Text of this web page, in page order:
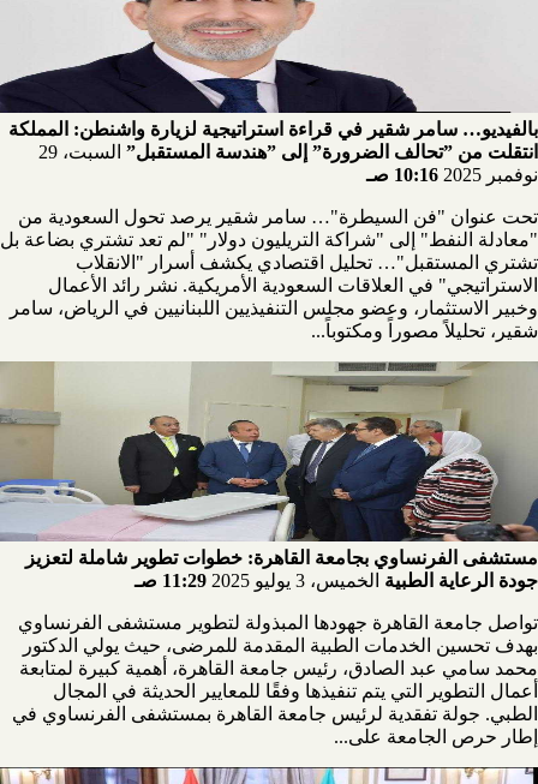
بالفيديو… سامر شقير في قراءة استراتيجية لزيارة واشنطن: المملكة
انتقلت من ”تحالف الضرورة” إلى ”هندسة المستقبل”
السبت، 29
نوفمبر 2025
10:16 صـ
تحت عنوان "فن السيطرة"… سامر شقير يرصد تحول السعودية من
"معادلة النفط" إلى "شراكة التريليون دولار" "لم تعد تشتري بضاعة بل
تشتري المستقبل"… تحليل اقتصادي يكشف أسرار "الانقلاب
الاستراتيجي" في العلاقات السعودية الأمريكية. نشر رائد الأعمال
وخبير الاستثمار، وعضو مجلس التنفيذيين اللبنانيين في الرياض، سامر
شقير، تحليلاً مصوراً ومكتوباً...
مستشفى الفرنساوي بجامعة القاهرة: خطوات تطوير شاملة لتعزيز
جودة الرعاية الطبية الخميس، 3 يوليو 2025 11:29 صـ
تواصل جامعة القاهرة جهودها المبذولة لتطوير مستشفى الفرنساوي
بهدف تحسين الخدمات الطبية المقدمة للمرضى، حيث يولي الدكتور
محمد سامي عبد الصادق، رئيس جامعة القاهرة، أهمية كبيرة لمتابعة
أعمال التطوير التي يتم تنفيذها وفقًا للمعايير الحديثة في المجال
الطبي. جولة تفقدية لرئيس جامعة القاهرة بمستشفى الفرنساوي في
إطار حرص الجامعة على...